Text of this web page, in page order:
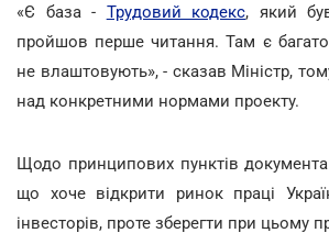
«Є база - Трудовий кодекс, який
пройшов перше читання. Там є
не влаштовують», - сказав Міністр,
над конкретними нормами проекту.
Щодо принципових пунктів документа
що хоче відкрити ринок праці
інвесторів, проте зберегти при цьому